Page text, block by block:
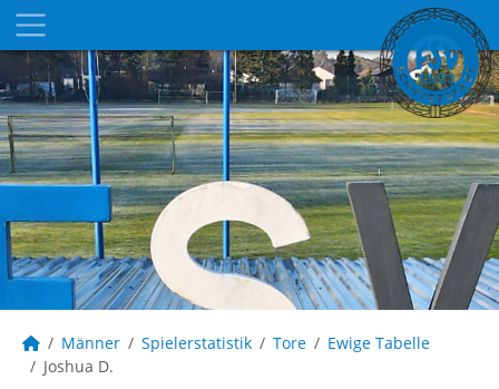
Männer Spielerstatistik Tore
Ewige Tabelle
Joshua D.